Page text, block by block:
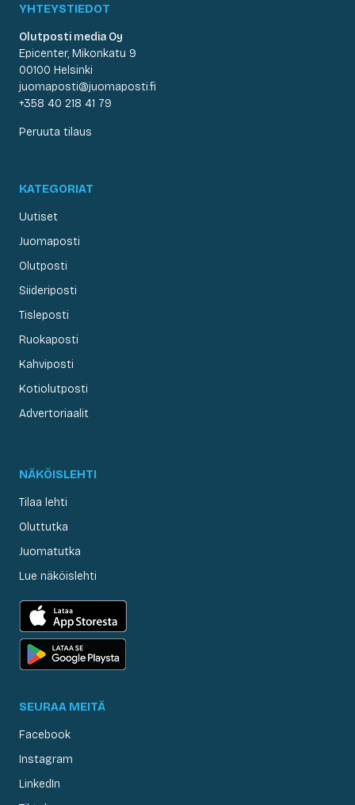
YHTEYSTIEDOT
Olutposti media Oy
Epicenter, Mikonkatu 9
00100 Helsinki
juomaposti@juomaposti.fi
+358 40 218 41 79
Peruuta tilaus
KATEGORIAT
Uutiset
Juomaposti
Olutposti
Siideriposti
Tisleposti
Ruokaposti
Kahviposti
Kotiolutposti
Advertoriaalit
NÄKÖISLEHTI
Tilaa lehti
Oluttutka
Juomatutka
Lue näköislehti
SEURAA MEITÄ
Facebook
Instagram
LinkedIn